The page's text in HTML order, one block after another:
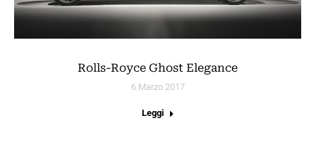
Rolls-Royce Ghost Elegance
6 Marzo 2017
Leggi